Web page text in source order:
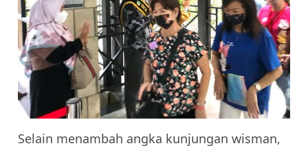
Selain menambah angka kunjungan wisman,